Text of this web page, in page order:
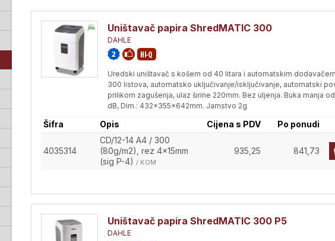
Uništavač papira ShredMATIC 300
DAHLE
Uredski uništavač s košem od 40 litara i automatskim
300 listova, automatsko uključivanje/isključivanje, automatski
prilikom zagušenja, ulaz širine 220mm. Bez uljenja. Buka manja
dB, Dim.: 432x355x642mm. Jamstvo 2g
Šifra Opis Cijena s PDV Po ponudi
4035314
CD/12-14 A4 / 300
(80g/m2), rez 4x15mm
(sig P-4) / KOM
935,25 841,73
Uništavač papira ShredMATIC 300 P5
DAHLE